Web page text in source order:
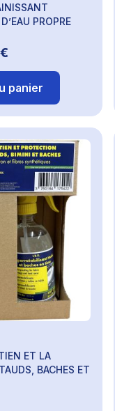
PROPRE
panier
ET LA
BACHES ET